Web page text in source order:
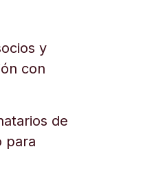
y
con
de
para